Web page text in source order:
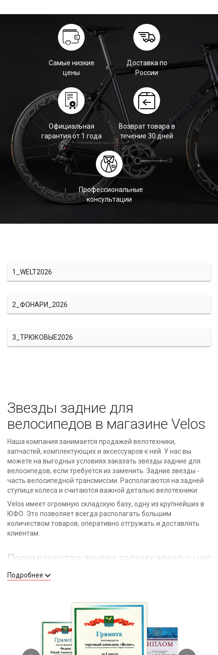
Самые низкие
цены
Доставка по
России
Официальная
гарантия от 1 года
Возврат товара в
течение 30 дней
Профессиональные
консультации
1_WELT2026
2_ФОНАРИ_2026
3_ТРЮКОВЫЕ2026
Звезды задние для
велосипедов в магазине Velos
Наша компания занимается продажей велотехники,
запчастей, комплектующих и аксессуаров к ней. У нас вы
можете на выгодных условиях заказать звезды задние для
велосипедов, если требуется их заменить. Задние звезды -
часть велосипедной трансмиссии. Располагаются на задней
ступице колеса и считаются важной деталью велотехники.
Velos имеет огромную складскую базу, одну из крупнейших в
ЮФО. Это позволяет всегда располагать большим
количеством товаров, оперативно отгружать и доставлять
клиентам.
Преимущества заказа задних звезд у нас
Быстрая покупка в интернет-магазине и доставка в
Доступная ценовая политика. Все запчасти недорогие.
Мы не завышаем стоимость товаров, так как работаем
без посредников.
Предусмотрены запчасти для велосипедов любого
типа. Найдутся звезды задние и на обычные модели, и
Подробнее